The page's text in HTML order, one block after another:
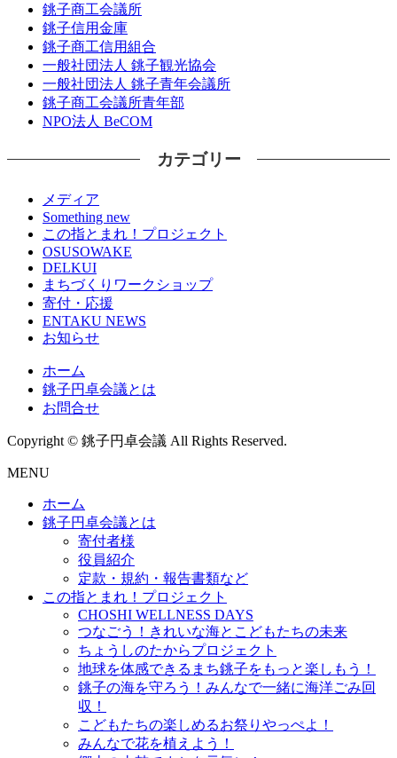
銚子商工会議所
銚子信用金庫
銚子商工信用組合
一般社団法人 銚子観光協会
一般社団法人 銚子青年会議所
銚子商工会議所青年部
NPO法人 BeCOM
カテゴリー
メディア
Something new
この指とまれ！プロジェクト
OSUSOWAKE
DELKUI
まちづくりワークショップ
寄付・応援
ENTAKU NEWS
お知らせ
ホーム
銚子円卓会議とは
お問合せ
Copyright © 銚子円卓会議 All Rights Reserved.
MENU
ホーム
銚子円卓会議とは
寄付者様
役員紹介
定款・規約・報告書類など
この指とまれ！プロジェクト
CHOSHI WELLNESS DAYS
つなごう！きれいな海とこどもたちの未来
ちょうしのたからプロジェクト
地球を体感できるまち銚子をもっと楽しもう！
銚子の海を守ろう！みんなで一緒に海洋ごみ回
収！
こどもたちの楽しめるお祭りやっぺよ！
みんなで花を植えよう！